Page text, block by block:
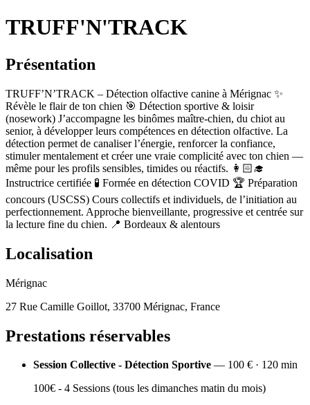
TRUFF'N'TRACK
Présentation
TRUFF’N’TRACK – Détection olfactive canine à Mérignac ✨
Révèle le flair de ton chien 🎯 Détection sportive & loisir
(nosework) J’accompagne les binômes maître-chien, du chiot au
senior, à développer leurs compétences en détection olfactive. La
détection permet de canaliser l’énergie, renforcer la confiance,
stimuler mentalement et créer une vraie complicité avec ton chien —
même pour les profils sensibles, timides ou réactifs. 👩🏻‍🎓
Instructrice certifiée 🧪 Formée en détection COVID 🏆 Préparation
concours (USCSS) Cours collectifs et individuels, de l’initiation au
perfectionnement. Approche bienveillante, progressive et centrée sur
la lecture fine du chien. 📍 Bordeaux & alentours
Localisation
Mérignac
27 Rue Camille Goillot, 33700 Mérignac, France
Prestations réservables
Session Collective - Détection Sportive — 100 € · 120 min
100€ - 4 Sessions (tous les dimanches matin du mois)